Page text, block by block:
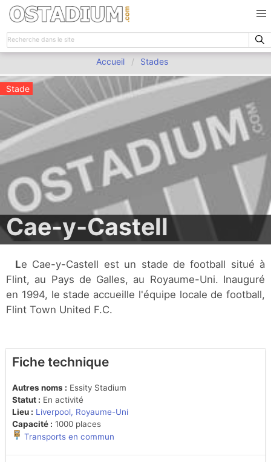
Accueil Stades
Stade
Cae-y-Castell
Le Cae-y-Castell est un stade de football situé à
Flint, au Pays de Galles, au Royaume-Uni. Inauguré
en 1994, le stade accueille l'équipe locale de football,
Flint Town United F.C.
Fiche technique
Autres noms : Essity Stadium
Statut : En activité
Lieu : Liverpool, Royaume-Uni
Capacité : 1000 places
Transports en commun